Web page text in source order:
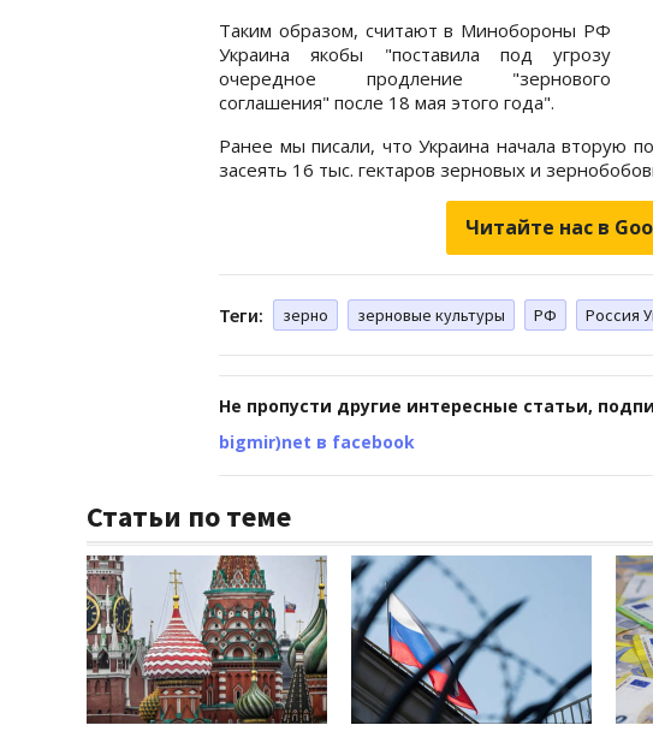
Таким образом, считают в Минобороны РФ
Украина якобы "поставила под угрозу
очередное продление "зернового
соглашения" после 18 мая этого года".
Ранее мы писали, что Украина начала вторую
засеять 16 тыс. гектаров зерновых и
Читайте нас в
Теги: зерно зерновые культуры РФ Россия
Не пропусти другие интересные статьи,
bigmir)net в facebook
Статьи по теме